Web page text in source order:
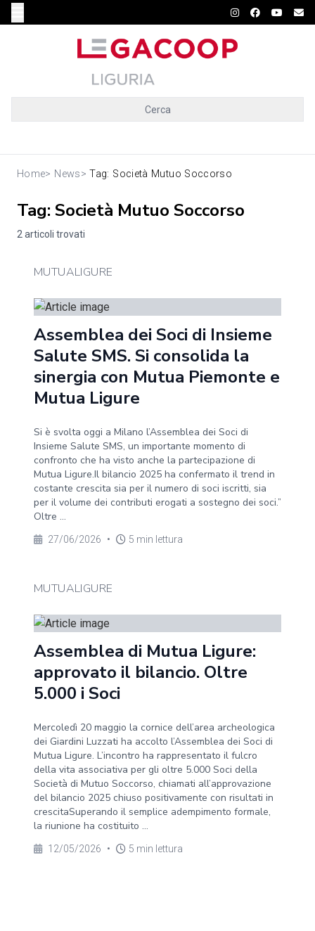
Cerca
Home> News> Tag: Società Mutuo Soccorso
Tag: Società Mutuo Soccorso
2 articoli trovati
MUTUALIGURE
Assemblea dei Soci di Insieme
Salute SMS. Si consolida la
sinergia con Mutua Piemonte e
Mutua Ligure
Si è svolta oggi a Milano l’Assemblea dei Soci di
Insieme Salute SMS, un importante momento di
confronto che ha visto anche la partecipazione di
Mutua Ligure.Il bilancio 2025 ha confermato il trend in
costante crescita sia per il numero di soci iscritti, sia
per il volume dei contributi erogati a sostegno dei soci.”
Oltre ...
27/06/2026 • 5 min lettura
MUTUALIGURE
Assemblea di Mutua Ligure:
approvato il bilancio. Oltre
5.000 i Soci
Mercoledì 20 maggio la cornice dell’area archeologica
dei Giardini Luzzati ha accolto l’Assemblea dei Soci di
Mutua Ligure. L’incontro ha rappresentato il fulcro
della vita associativa per gli oltre 5.000 Soci della
Società di Mutuo Soccorso, chiamati all’approvazione
del bilancio 2025 chiuso positivamente con risultati in
crescitaSuperando il semplice adempimento formale,
la riunione ha costituito ...
12/05/2026 • 5 min lettura